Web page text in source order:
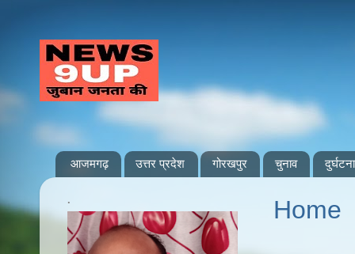
आजमगढ़ उत्तर प्रदेश गोरखपुर चुनाव दुर्घटना
Home
.